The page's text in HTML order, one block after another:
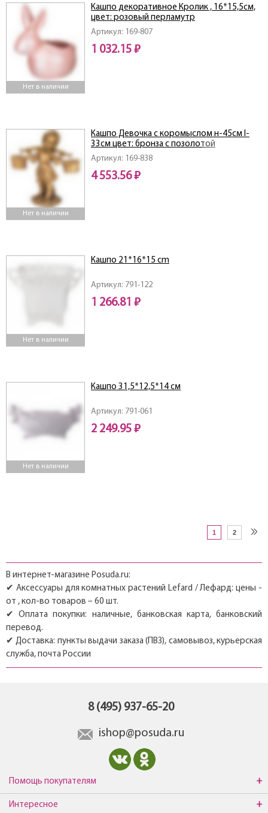
Нет в наличии
Артикул: 169-807
Кашпо декоративное Кролик , 16*15,5см,
цвет: розовый перламутр
1 032.15 ₽
Нет в наличии
Артикул: 169-838
Кашпо Девочка с коромыслом н-45см l-
33см цвет: бронза с позолотой
4 553.56 ₽
Нет в наличии
Артикул: 791-122
Кашпо 21*16*15 cm
1 266.81 ₽
Нет в наличии
Артикул: 791-061
Кашпо 31,5*12,5*14 см
2 249.95 ₽
1 2
В интернет-магазине Posuda.ru:
✔ Аксессуары для комнатных растений Lefard / Лефард: цены -
от , кол-во товаров – 60 шт.
✔ Оплата покупки: наличные, банковская карта, банковский
перевод.
✔ Доставка: пункты выдачи заказа (ПВЗ), самовывоз, курьерская
служба, почта России
8 (495) 937-65-20
ishop@posuda.ru
Помощь покупателям
Интересное